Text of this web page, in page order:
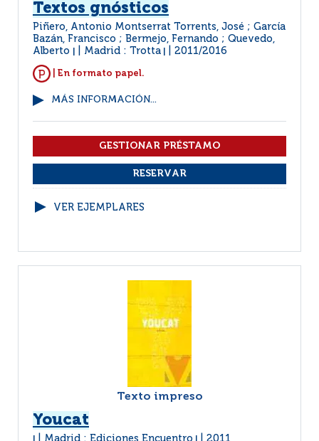
Textos gnósticos
Piñero, Antonio Montserrat Torrents, José ; García
Bazán, Francisco ; Bermejo, Fernando ; Quevedo,
Alberto
Madrid : Trotta 2011/2016
| En formato papel.
MÁS INFORMACIÓN...
VER EJEMPLARES
Texto impreso
Youcat
Madrid : Ediciones Encuentro 2011